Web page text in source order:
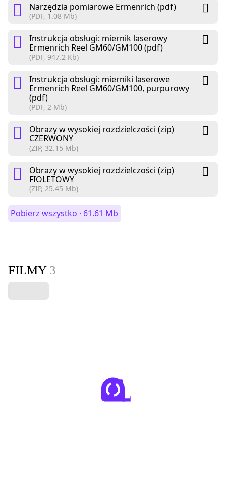
Narzędzia pomiarowe Ermenrich (pdf)
(PDF, 1.08 Mb)
Instrukcja obsługi: miernik laserowy
Ermenrich Reel GM60/GM100 (pdf)
(PDF, 947.2 Kb)
Instrukcja obsługi: mierniki laserowe
Ermenrich Reel GM60/GM100, purpurowy
(pdf)
(PDF, 2 Mb)
Obrazy w wysokiej rozdzielczości (zip)
CZERWONY
(ZIP, 32.15 Mb)
Obrazy w wysokiej rozdzielczości (zip)
FIOLETOWY
(ZIP, 25.45 Mb)
Pobierz wszystko · 61.61 Mb
FILMY 3